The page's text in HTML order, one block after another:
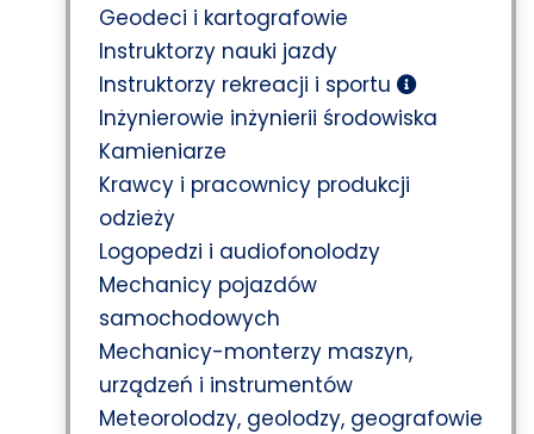
Geodeci i kartografowie
Instruktorzy nauki jazdy
Instruktorzy rekreacji i sportu
Inżynierowie inżynierii środowiska
Kamieniarze
Krawcy i pracownicy produkcji
odzieży
Logopedzi i audiofonolodzy
Mechanicy pojazdów
samochodowych
Mechanicy-monterzy maszyn,
urządzeń i instrumentów
Meteorolodzy, geolodzy, geografowie